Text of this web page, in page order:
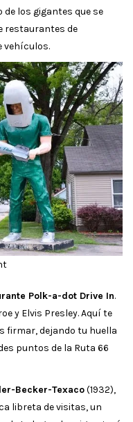
de los gigantes que se
restaurantes de
vehículos.
Polk-a-dot Drive In.
y Elvis Presley. Aquí te
firmar, dejando tu huella
puntos de la Ruta 66
Becker-Texaco(1932),
libreta de visitas, un